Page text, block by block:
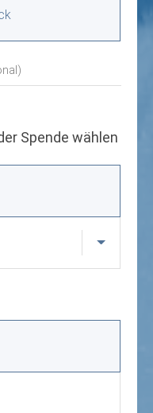
Spende wählen